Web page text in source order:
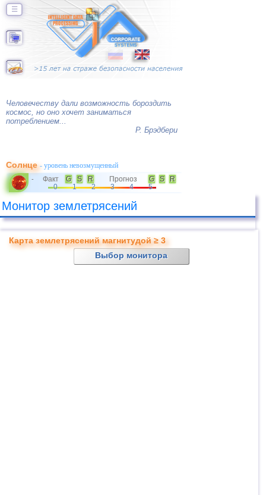
☰
Человечеству дали возможность бороздить
космос, но оно хочет заниматься
потреблением...
Р. Брэдбери
Солнце- уровень невозмущенный
- Факт G S R Прогноз G S
R
0
1 2 3 4 5
Монитор землетрясений
Карта землетрясений магнитудой ≥ 3
Выбор монитора